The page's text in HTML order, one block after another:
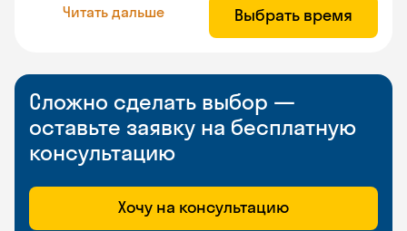
Читать дальше Выбрать время
Сложно сделать выбор —
оставьте заявку на бесплатную
консультацию
Хочу на консультацию